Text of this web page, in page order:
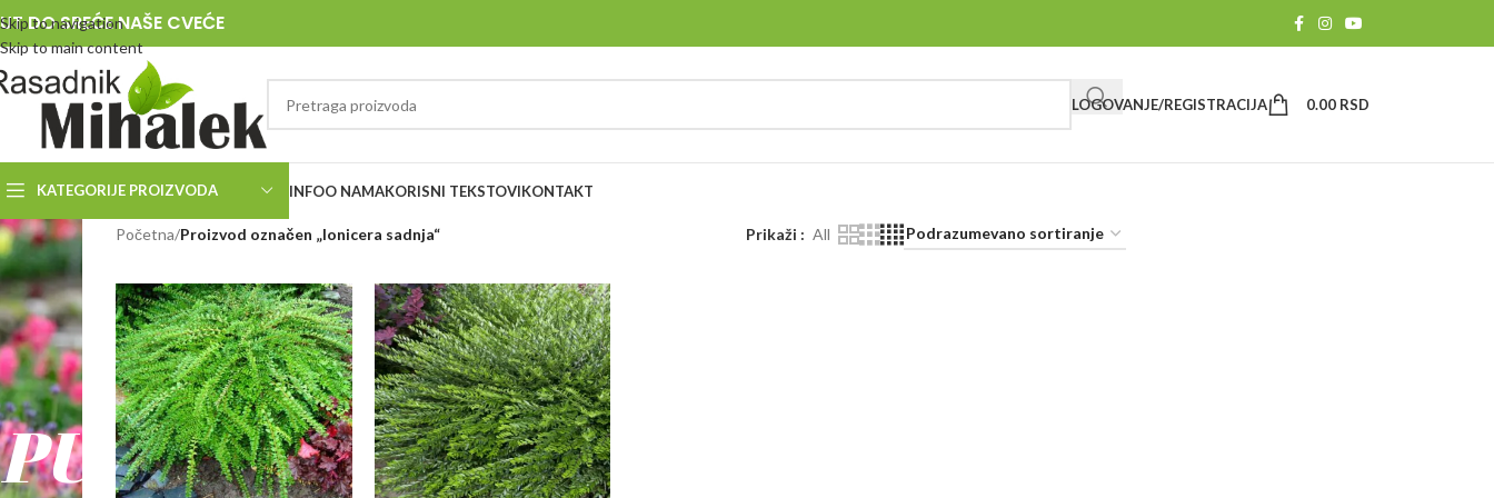
Skip to navigation
Skip to main content
DO SREĆE NAŠE CVEĆE
LOGOVANJE/REGISTRACIJA 0.00 RSD
KATEGORIJE PROIZVODA INFOO NAMAKORISNI TEKSTOVIKONTAKT
RASADNIK
MIHALEK
PUT
Početna/Proizvod označen „lonicera sadnja“ Prikaži All